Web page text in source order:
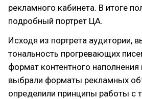
рекламного кабинета. В итоге
подробный портрет ЦА.
Исходя из портрета аудитории,
тональность прогревающих
формат контентного
выбрали форматы рекламных
определили принципы работы с